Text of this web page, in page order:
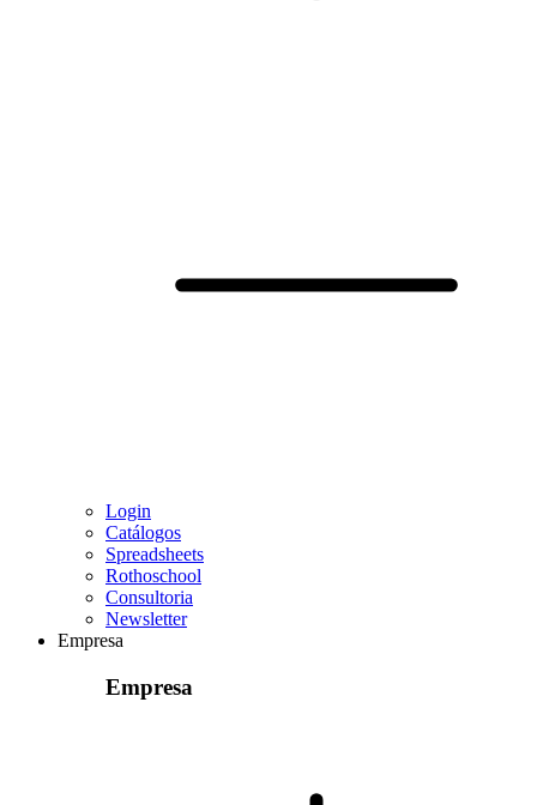
Login
Catálogos
Spreadsheets
Rothoschool
Consultoria
Newsletter
Empresa
Empresa